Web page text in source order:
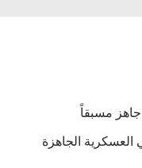
مسبقاً
العسكرية الجاهزة